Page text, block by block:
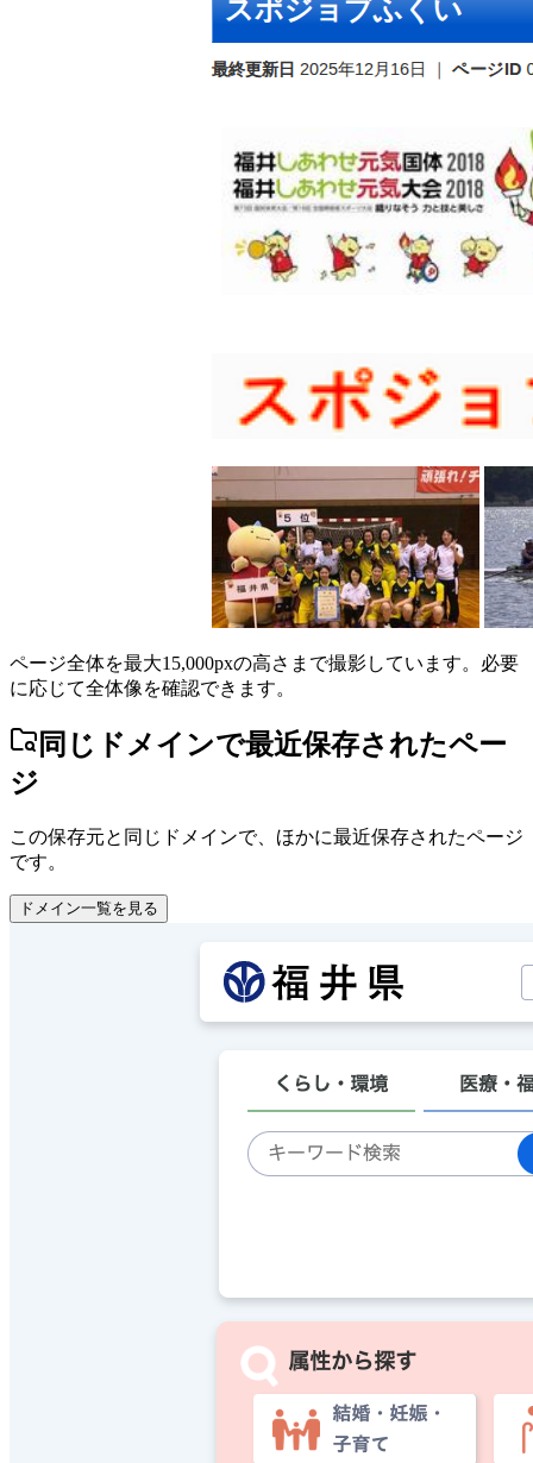
ページ全体を最大15,000pxの高さまで撮影しています。必要
に応じて全体像を確認できます。
同じドメインで最近保存されたペー
ジ
この保存元と同じドメインで、ほかに最近保存されたページ
です。
ドメイン一覧を見る